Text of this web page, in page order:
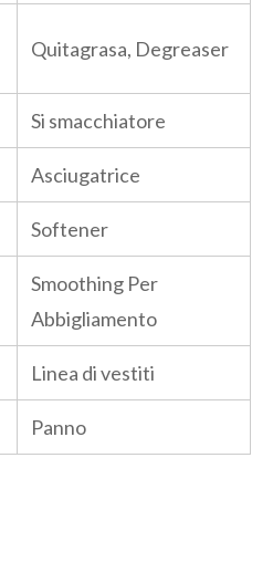
Quitagrasa, Degreaser
Si smacchiatore
Asciugatrice
Softener
Smoothing Per
Abbigliamento
Linea di vestiti
Panno